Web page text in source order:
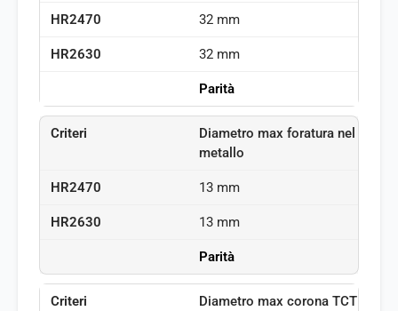
32 mm
32 mm
Parità
Diametro max foratura nel
metallo
13 mm
13 mm
Parità
Diametro max corona TCT